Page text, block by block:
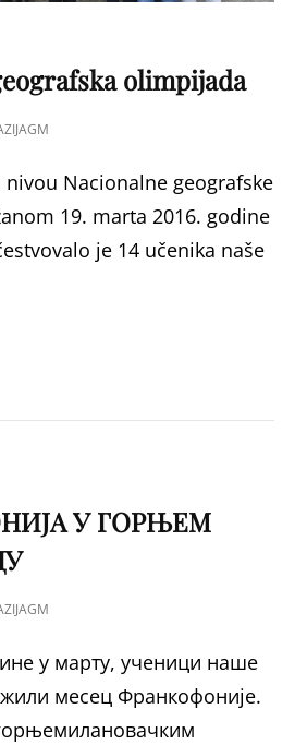
olimpijada
Nacionalne geografske
19. marta 2016. godine
je 14 učenika naše
У ГОРЊЕМ
у марту, ученици наше
месец Франкофоније.